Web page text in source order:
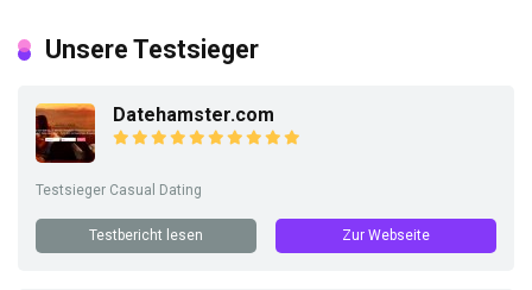
Unsere Testsieger
Datehamster.com
Testsieger Casual Dating
Testbericht lesen Zur Webseite